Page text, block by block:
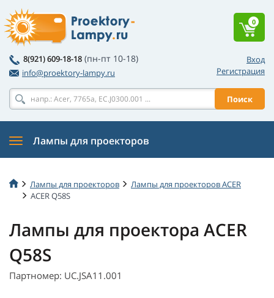
Вход
Регистрация
8(921) 609-18-18 (пн-пт 10-18)
info@proektory-lampy.ru
Поиск
0
Лампы для проекторов
Лампы для проекторов
Лампы для проекторов ACER
ACER Q58S
Лампы для проектора ACER
Q58S
Партномер: UC.JSA11.001